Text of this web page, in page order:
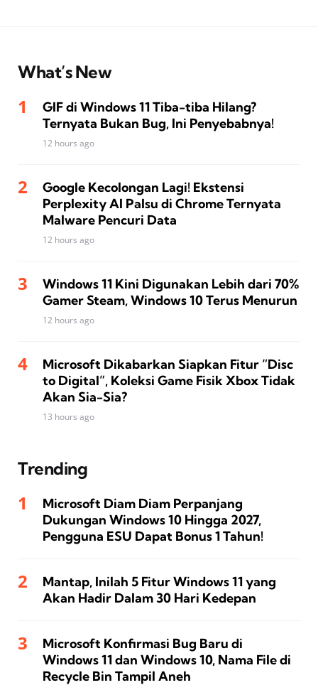
What’s New
GIF di Windows 11 Tiba-tiba Hilang?
Ternyata Bukan Bug, Ini Penyebabnya!
12 hours ago
Google Kecolongan Lagi! Ekstensi
Perplexity AI Palsu di Chrome Ternyata
Malware Pencuri Data
12 hours ago
Windows 11 Kini Digunakan Lebih dari 70%
Gamer Steam, Windows 10 Terus Menurun
12 hours ago
Microsoft Dikabarkan Siapkan Fitur “Disc
to Digital”, Koleksi Game Fisik Xbox Tidak
Akan Sia-Sia?
13 hours ago
Trending
Microsoft Diam Diam Perpanjang
Dukungan Windows 10 Hingga 2027,
Pengguna ESU Dapat Bonus 1 Tahun!
Mantap, Inilah 5 Fitur Windows 11 yang
Akan Hadir Dalam 30 Hari Kedepan
Microsoft Konfirmasi Bug Baru di
Windows 11 dan Windows 10, Nama File di
Recycle Bin Tampil Aneh